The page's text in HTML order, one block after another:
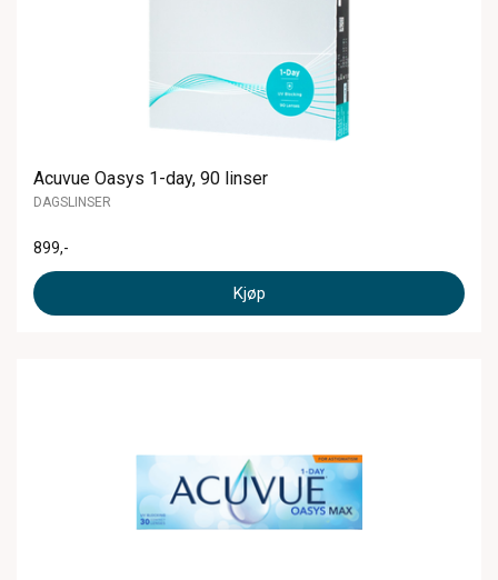
Acuvue Oasys 1-day, 90 linser
DAGSLINSER
899,-
Kjøp